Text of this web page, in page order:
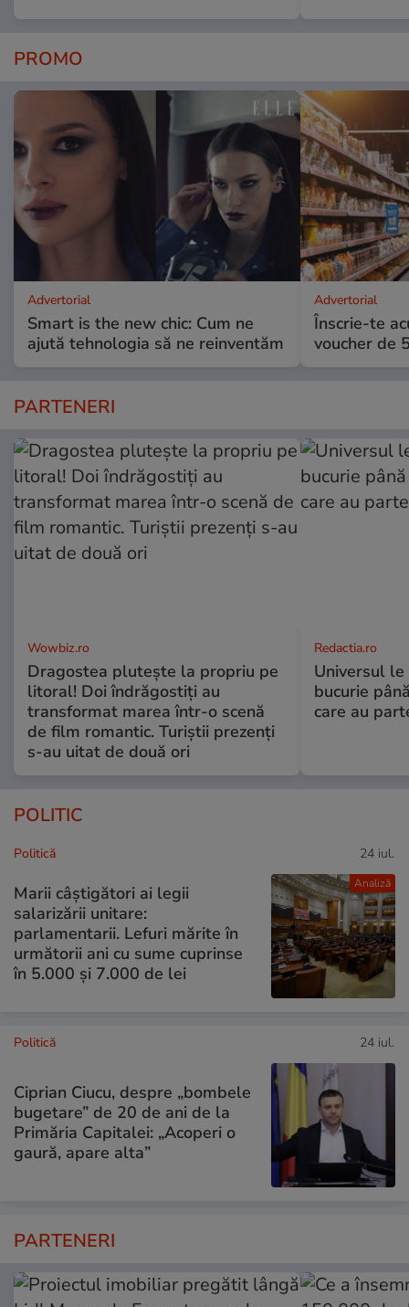
PROMO
Advertorial
Smart is the new chic: Cum ne
ajută tehnologia să ne reinventăm
Advertorial
Înscrie-te
voucher de
PARTENERI
Wowbiz.ro
Dragostea plutește la propriu pe
litoral! Doi îndrăgostiți au
transformat marea într-o scenă
de film romantic. Turiștii prezenți
s-au uitat de două ori
Redactia.ro
Universul
bucurie
care au
POLITIC
Analiză
Politică 24 iul.
Marii câștigători ai legii
salarizării unitare:
parlamentarii. Lefuri mărite în
următorii ani cu sume cuprinse
în 5.000 și 7.000 de lei
Politică 24 iul.
Ciprian Ciucu, despre „bombele
bugetare” de 20 de ani de la
Primăria Capitalei: „Acoperi o
gaură, apare alta”
PARTENERI